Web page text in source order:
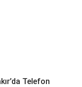
Telefon